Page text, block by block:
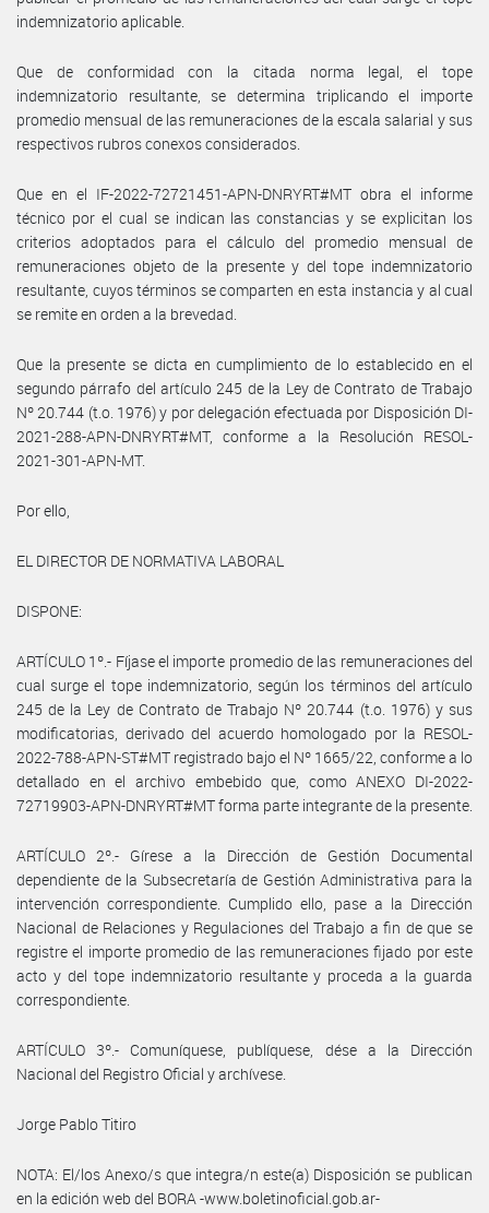
indemnizatorio aplicable.
Que de conformidad con la citada norma legal, el tope
indemnizatorio resultante, se determina triplicando el importe
promedio mensual de las remuneraciones de la escala salarial y sus
respectivos rubros conexos considerados.
Que en el IF-2022-72721451-APN-DNRYRT#MT obra el informe
técnico por el cual se indican las constancias y se explicitan los
criterios adoptados para el cálculo del promedio mensual de
remuneraciones objeto de la presente y del tope indemnizatorio
resultante, cuyos términos se comparten en esta instancia y al cual
se remite en orden a la brevedad.
Que la presente se dicta en cumplimiento de lo establecido en el
segundo párrafo del artículo 245 de la Ley de Contrato de Trabajo
Nº 20.744 (t.o. 1976) y por delegación efectuada por Disposición DI-
2021-288-APN-DNRYRT#MT, conforme a la Resolución RESOL-
2021-301-APN-MT.
Por ello,
EL DIRECTOR DE NORMATIVA LABORAL
DISPONE:
ARTÍCULO 1º.- Fíjase el importe promedio de las remuneraciones del
cual surge el tope indemnizatorio, según los términos del artículo
245 de la Ley de Contrato de Trabajo Nº 20.744 (t.o. 1976) y sus
modificatorias, derivado del acuerdo homologado por la RESOL-
2022-788-APN-ST#MT registrado bajo el Nº 1665/22, conforme a lo
detallado en el archivo embebido que, como ANEXO DI-2022-
72719903-APN-DNRYRT#MT forma parte integrante de la presente.
ARTÍCULO 2º.- Gírese a la Dirección de Gestión Documental
dependiente de la Subsecretaría de Gestión Administrativa para la
intervención correspondiente. Cumplido ello, pase a la Dirección
Nacional de Relaciones y Regulaciones del Trabajo a fin de que se
registre el importe promedio de las remuneraciones fijado por este
acto y del tope indemnizatorio resultante y proceda a la guarda
correspondiente.
ARTÍCULO 3º.- Comuníquese, publíquese, dése a la Dirección
Nacional del Registro Oficial y archívese.
Jorge Pablo Titiro
NOTA: El/los Anexo/s que integra/n este(a) Disposición se publican
en la edición web del BORA -www.boletinoficial.gob.ar-